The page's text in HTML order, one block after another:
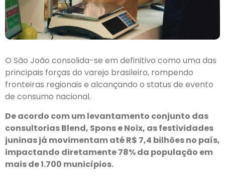
O São João consolida-se em definitivo como uma das
principais forças do varejo brasileiro, rompendo
fronteiras regionais e alcançando o status de evento
de consumo nacional.
De acordo com um levantamento conjunto das
consultorias Blend, Spons e Noix, as festividades
juninas já movimentam até R$ 7,4 bilhões no país,
impactando diretamente 78% da população em
mais de 1.700 municípios.